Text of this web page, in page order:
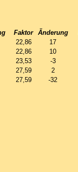
Faktor Änderung
22,86 17
22,86 10
23,53 -3
27,59 2
27,59 -32